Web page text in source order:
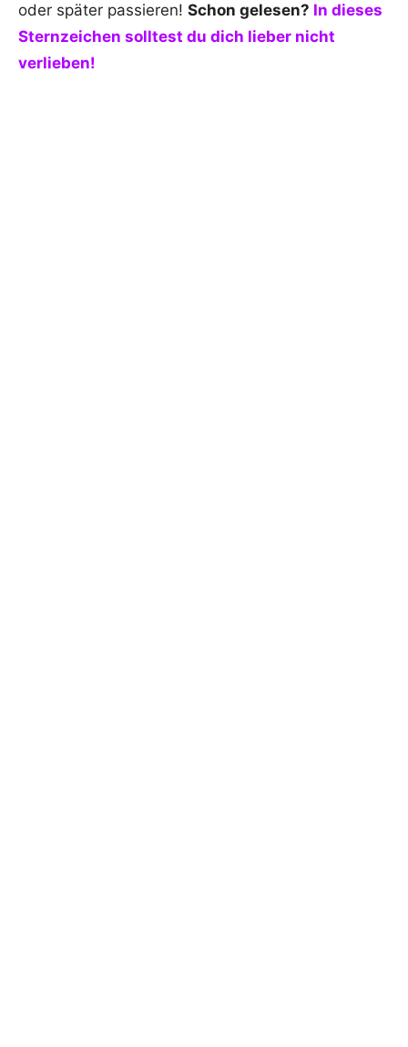
oder später passieren! Schon gelesen? In dieses
Sternzeichen solltest du dich lieber nicht
verlieben!